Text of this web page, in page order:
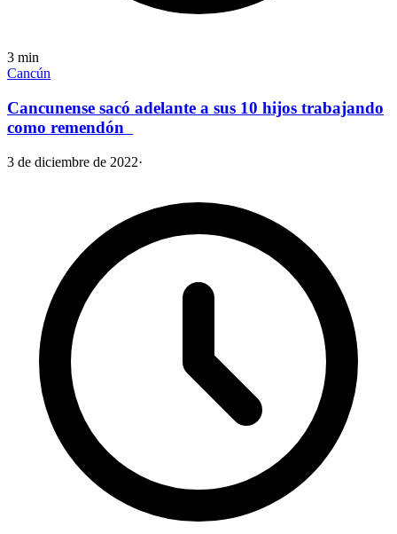
3 min
Cancún
Cancunense sacó adelante a sus 10 hijos trabajando
como remendón
3 de diciembre de 2022·